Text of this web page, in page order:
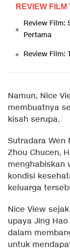
REVIEW
Review Film:
Pertama
Review Film:
Namun, Nice
membuatnya
kisah serupa.
Sutradara Wen
Zhou Chucen,
menghabiskan
kondisi
keluarga
Nice View
upaya Jing
dalam
untuk